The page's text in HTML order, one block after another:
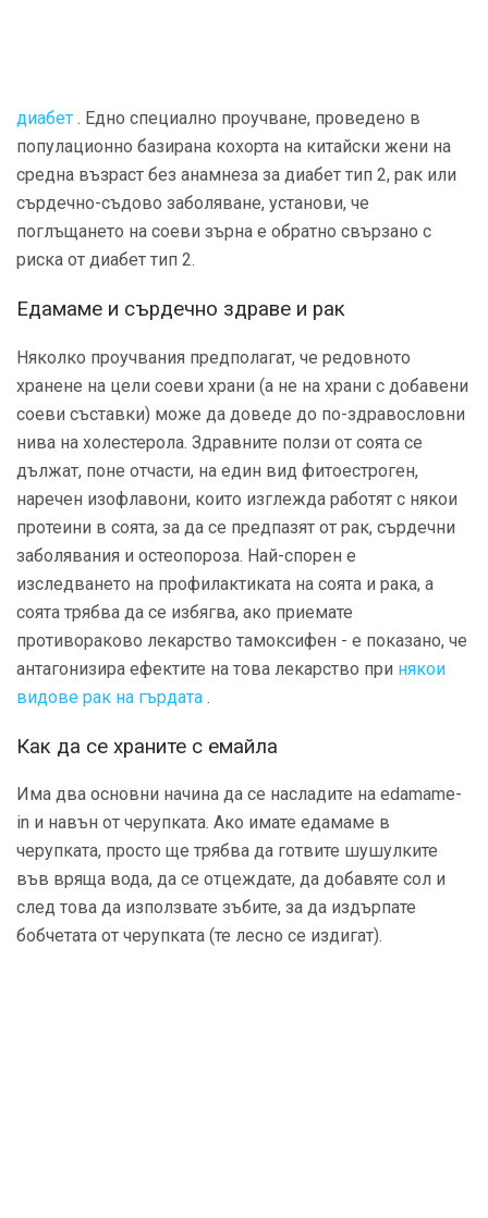
диабет . Едно специално проучване, проведено в
популационно базирана кохорта на китайски жени на
средна възраст без анамнеза за диабет тип 2, рак или
сърдечно-съдово заболяване, установи, че
поглъщането на соеви зърна е обратно свързано с
риска от диабет тип 2.
Едамаме и сърдечно здраве и рак
Няколко проучвания предполагат, че редовното
хранене на цели соеви храни (а не на храни с добавени
соеви съставки) може да доведе до по-здравословни
нива на холестерола. Здравните ползи от соята се
дължат, поне отчасти, на един вид фитоестроген,
наречен изофлавони, които изглежда работят с някои
протеини в соята, за да се предпазят от рак, сърдечни
заболявания и остеопороза. Най-спорен е
изследването на профилактиката на соята и рака, а
соята трябва да се избягва, ако приемате
противораково лекарство тамоксифен - е показано, че
антагонизира ефектите на това лекарство при някои
видове рак на гърдата .
Как да се храните с емайла
Има два основни начина да се насладите на edamame-
in и навън от черупката. Ако имате едамаме в
черупката, просто ще трябва да готвите шушулките
във вряща вода, да се отцеждате, да добавяте сол и
след това да използвате зъбите, за да издърпате
бобчетата от черупката (те лесно се издигат).